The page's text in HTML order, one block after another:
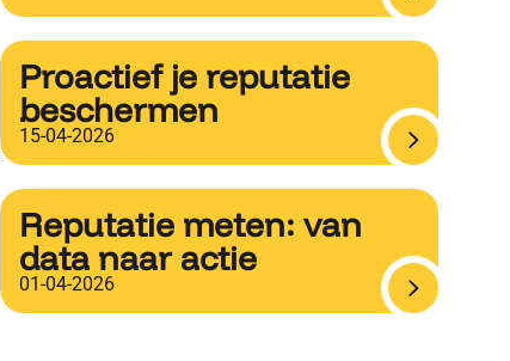
Proactief je reputatie
beschermen
15-04-2026
Reputatie meten: van
data naar actie
01-04-2026